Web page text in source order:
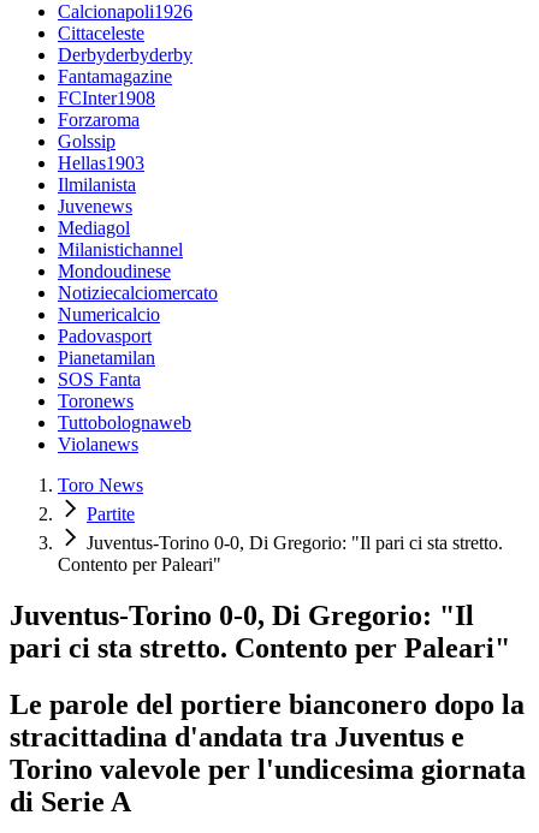
Calcionapoli1926
Cittaceleste
Derbyderbyderby
Fantamagazine
FCInter1908
Forzaroma
Golssip
Hellas1903
Ilmilanista
Juvenews
Mediagol
Milanistichannel
Mondoudinese
Notiziecalciomercato
Numericalcio
Padovasport
Pianetamilan
SOS Fanta
Toronews
Tuttobolognaweb
Violanews
Toro News
Partite
Juventus-Torino 0-0, Di Gregorio: "Il pari ci sta stretto.
Contento per Paleari"
Juventus-Torino 0-0, Di Gregorio: "Il
pari ci sta stretto. Contento per Paleari"
Le parole del portiere bianconero dopo la
stracittadina d'andata tra Juventus e
Torino valevole per l'undicesima giornata
di Serie A